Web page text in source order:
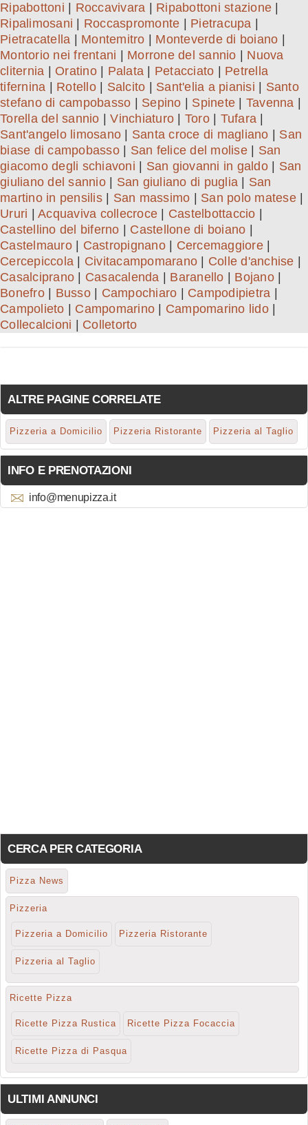
Ripabottoni
Roccavivara Ripabottoni stazione
Ripalimosani
Roccaspromonte Pietracupa
Pietracatella
Montemitro Monteverde di boiano
Montorio nei frentani
Morrone del sannio
Nuova
cliternia
Oratino| Palata Petacciato
Petrella
tifernina
Rotello| Salcito Sant'elia a pianisi
Santo
stefano di campobasso
Sepino Spinete Tavenna
Torella del sannio |Vinchiaturo Toro| Tufara
Sant'angelo limosano
Santa croce di magliano
San
biase di campobasso| San felice del molise| San
giacomo degli schiavoni
San giovanni in galdo| San
giuliano del sannio| San giuliano di puglia
San
martino in pensilis| San massimo San polo matese|
Ururi
Acquaviva collecroce Castelbottaccio
Castellino del biferno
Castellone di boiano
Castelmauro| Castropignano| Cercemaggiore|
Cercepiccola
Civitacampomarano Colle d'anchise
Casalciprano
Casacalenda Baranello Bojano|
Bonefro| Busso| Campochiaro Campodipietra
Campolieto
Campomarino Campomarino lido|
Collecalcioni
Colletorto
ALTRE PAGINE CORRELATE
Pizzeria a Domicilio Pizzeria Ristorante Pizzeria al Taglio
INFO E PRENOTAZIONI
info@menupizza.it
CERCA PER CATEGORIA
Pizza News
Pizzeria
Pizzeria a Domicilio Pizzeria Ristorante
Pizzeria al Taglio
Ricette Pizza
Ricette Pizza Rustica Ricette Pizza Focaccia
Ricette Pizza di Pasqua
ULTIMI ANNUNCI